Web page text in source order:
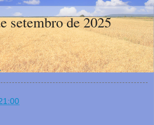
setembro de 2025